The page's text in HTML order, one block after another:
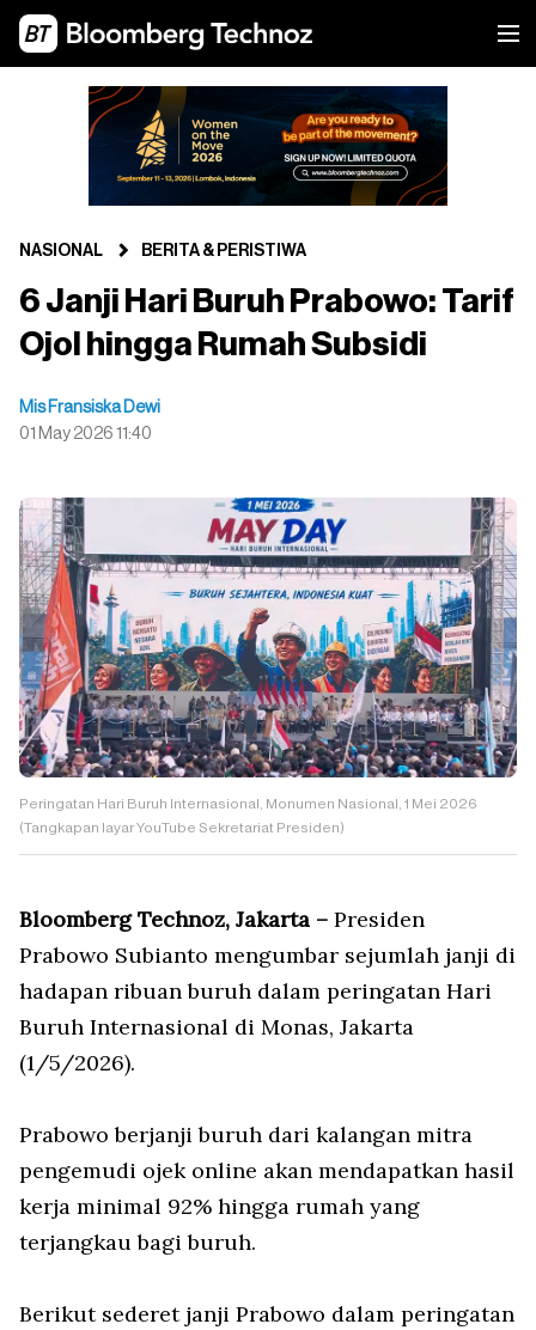
NASIONAL BERITA & PERISTIWA
6 Janji Hari Buruh Prabowo: Tarif
Ojol hingga Rumah Subsidi
Mis Fransiska Dewi
01 May 2026 11:40
Peringatan Hari Buruh Internasional, Monumen Nasional, 1 Mei 2026
(Tangkapan layar YouTube Sekretariat Presiden)
Bloomberg Technoz, Jakarta – Presiden
Prabowo Subianto mengumbar sejumlah janji di
hadapan ribuan buruh dalam peringatan Hari
Buruh Internasional di Monas, Jakarta
(1/5/2026).
Prabowo berjanji buruh dari kalangan mitra
pengemudi ojek online akan mendapatkan hasil
kerja minimal 92% hingga rumah yang
terjangkau bagi buruh.
Berikut sederet janji Prabowo dalam peringatan